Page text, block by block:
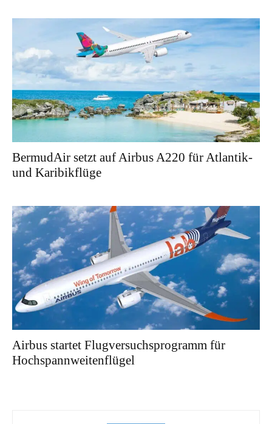
BermudAir setzt auf Airbus A220 für Atlantik-
und Karibikflüge
Airbus startet Flugversuchsprogramm für
Hochspannweitenflügel